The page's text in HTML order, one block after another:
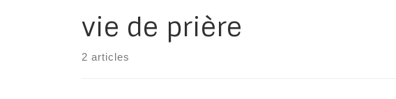
vie de prière
2 articles